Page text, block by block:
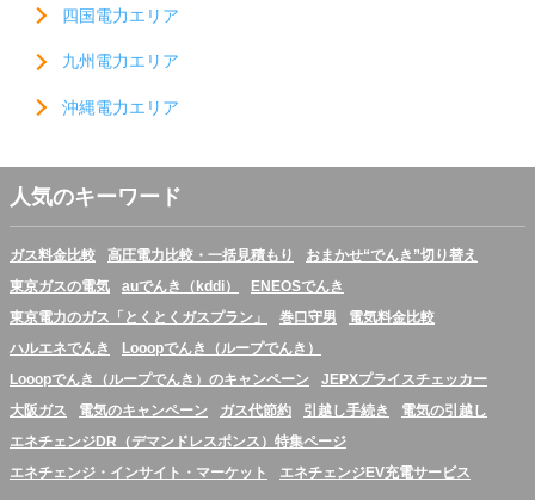
四国電力エリア
九州電力エリア
沖縄電力エリア
人気のキーワード
ガス料金比較 高圧電力比較・一括見積もり
おまかせ“でんき”切り替え
東京ガスの電気
auでんき（kddi）
ENEOSでんき
東京電力のガス「とくとくガスプラン」
巻口守男
電気料金比較
ハルエネでんき
Looopでんき（ループでんき）
Looopでんき（ループでんき）のキャンペーン
JEPXプライスチェッカー
大阪ガス
電気のキャンペーン ガス代節約 引越し手続き
電気の引越し
エネチェンジDR（デマンドレスポンス）特集ページ
エネチェンジ・インサイト・マーケット
エネチェンジEV充電サービス